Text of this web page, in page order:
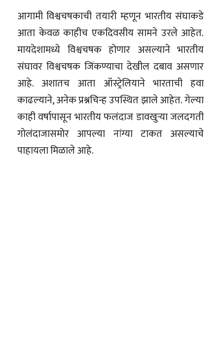
आगामी विश्वचषकाची तयारी म्हणून भारतीय संघाकडे
आता केवळ काहीच एकदिवसीय सामने उरले आहेत.
मायदेशामध्ये विश्वचषक होणार असल्याने भारतीय
संघावर विश्वचषक जिंकण्याचा देखील दबाव असणार
आहे. अशातच आता ऑस्ट्रेलियाने भारताची हवा
काढल्याने, अनेक प्रश्नचिन्ह उपस्थित झाले आहेत. गेल्या
काही वर्षापासून भारतीय फलंदाज डावखुऱ्या जलदगती
गोलंदाजासमोर आपल्या नांग्या टाकत असल्याचे
पाहायला मिळाले आहे.